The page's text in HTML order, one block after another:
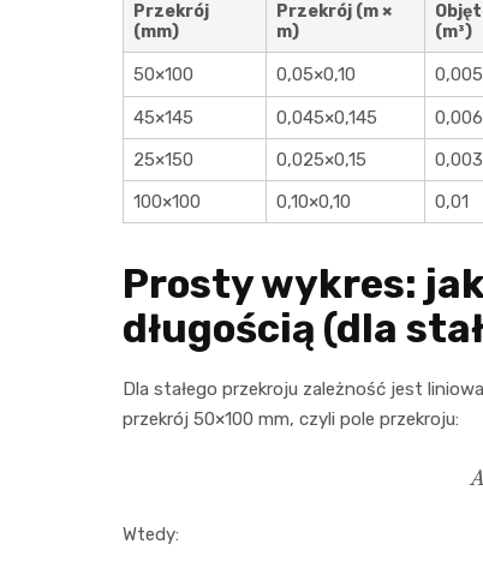
Przekrój
(mm)
Przekrój (m ×
m)
(m³)
50×100 0,05×0,10 0,005
45×145 0,045×0,145
25×150 0,025×0,15
100×100 0,10×0,10 0,01
Prosty wykres:
długością (dla
Dla stałego przekroju zależność jest
przekrój 50×100 mm, czyli pole przekroju:
A
Wtedy: